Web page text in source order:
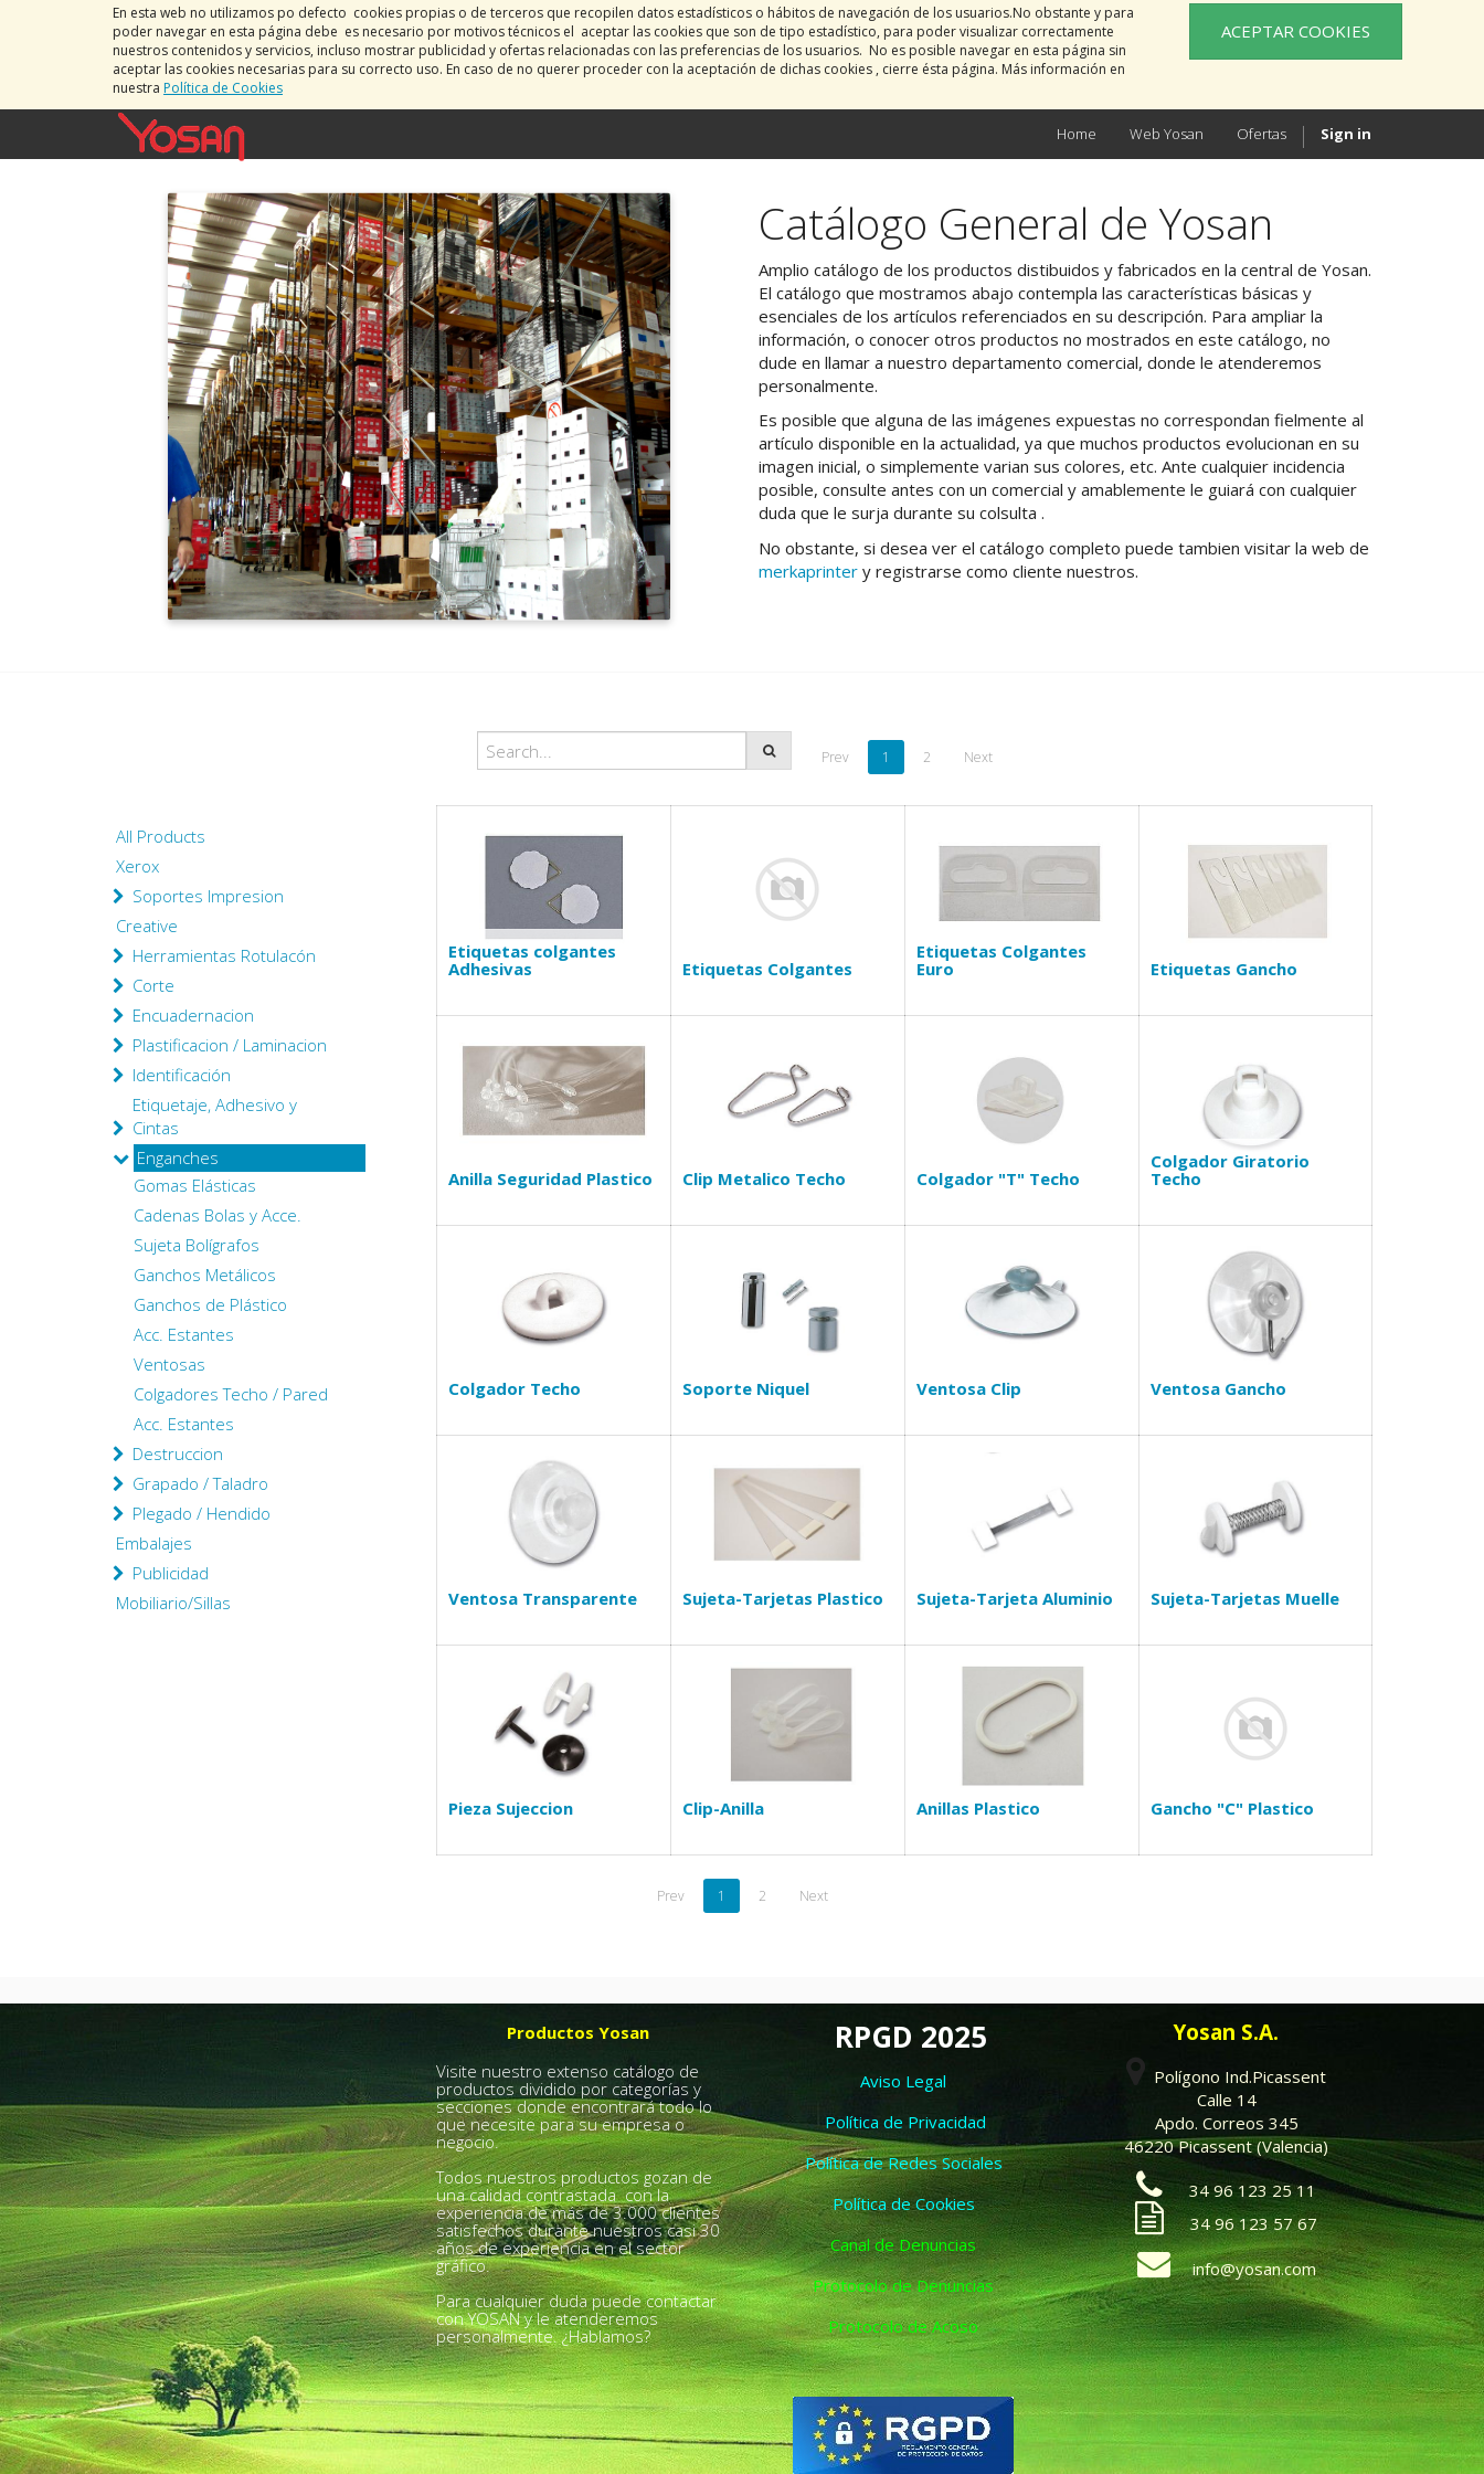
En esta web no utilizamos po defecto cookies propias o de terceros que recopilen datos estadísticos o hábitos de navegación de los usuarios.No obstante y para
poder navegar en esta página debe es necesario por motivos técnicos el aceptar las cookies que son de tipo estadístico, para poder visualizar correctamente
nuestros contenidos y servicios, incluso mostrar publicidad y ofertas relacionadas con las preferencias de los usuarios. No es posible navegar en esta página sin
aceptar las cookies necesarias para su correcto uso. En caso de no querer proceder con la aceptación de dichas cookies , cierre ésta página. Más información en
nuestra Política de Cookies
ACEPTAR COOKIES
Home Web Yosan Ofertas Sign in
Catálogo General de Yosan
Amplio catálogo de los productos distibuidos y fabricados en la central de Yosan.
El catálogo que mostramos abajo contempla las características básicas y
esenciales de los artículos referenciados en su descripción. Para ampliar la
información, o conocer otros productos no mostrados en este catálogo, no
dude en llamar a nuestro departamento comercial, donde le atenderemos
personalmente.
Es posible que alguna de las imágenes expuestas no correspondan fielmente al
artículo disponible en la actualidad, ya que muchos productos evolucionan en su
imagen inicial, o simplemente varian sus colores, etc. Ante cualquier incidencia
posible, consulte antes con un comercial y amablemente le guiará con cualquier
duda que le surja durante su colsulta .
No obstante, si desea ver el catálogo completo puede tambien visitar la web de
merkaprinter y registrarse como cliente nuestros.
Prev 1 2 Next
All Products
Xerox
Soportes Impresion
Creative
Herramientas Rotulacón
Corte
Encuadernacion
Plastificacion / Laminacion
Identificación
Etiquetaje, Adhesivo y
Cintas
Enganches
Gomas Elásticas
Cadenas Bolas y Acce.
Sujeta Bolígrafos
Ganchos Metálicos
Ganchos de Plástico
Acc. Estantes
Ventosas
Colgadores Techo / Pared
Acc. Estantes
Destruccion
Grapado / Taladro
Plegado / Hendido
Embalajes
Publicidad
Mobiliario/Sillas
Etiquetas colgantes
Adhesivas
Etiquetas Colgantes
Etiquetas Colgantes
Euro
Etiquetas Gancho
Anilla Seguridad Plastico Clip Metalico Techo Colgador "T" Techo
Colgador Giratorio
Techo
Colgador Techo Soporte Niquel Ventosa Clip Ventosa Gancho
Ventosa Transparente Sujeta-Tarjetas Plastico Sujeta-Tarjeta Aluminio Sujeta-Tarjetas Muelle
Pieza Sujeccion Clip-Anilla Anillas Plastico Gancho "C" Plastico
Prev 1 2 Next
Productos Yosan
Visite nuestro extenso catálogo de
productos dividido por categorías y
secciones donde encontrará todo lo
que necesite para su empresa o
negocio.
Todos nuestros productos gozan de
una calidad contrastada con la
experiencia de más de 3.000 clientes
satisfechos durante nuestros casi 30
años de experiencia en el sector
gráfico.
Para cualquier duda puede contactar
con YOSAN y le atenderemos
personalmente. ¿Hablamos?
RPGD 2025
Aviso Legal
Política de Privacidad
Política de Redes Sociales
Política de Cookies
Canal de Denuncias
Protocolo de Denuncias
Protocolo de Acoso
Yosan S.A.
Polígono Ind.Picassent
Calle 14
Apdo. Correos 345
46220 Picassent (Valencia)
34 96 123 25 11
34 96 123 57 67
info@yosan.com